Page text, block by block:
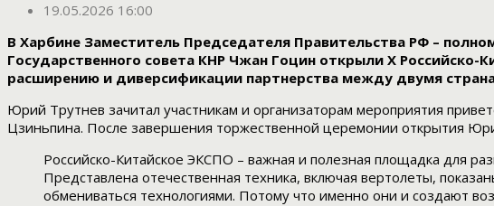
19.05.2026 16:00
В Харбине Заместитель Председателя Правительства РФ –
Государственного совета КНР Чжан Гоцин открыли X
расширению и диверсификации партнерства между двумя
Юрий Трутнев зачитал участникам и организаторам мероприятия
Цзиньпина. После завершения торжественной церемонии открытия
Российско-Китайское ЭКСПО – важная и полезная площадка для
Представлена отечественная техника, включая вертолеты,
обмениваться технологиями. Потому что именно они и создают